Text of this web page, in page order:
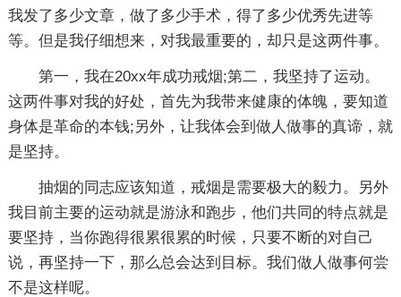
我发了多少文章，做了多少手术，得了多少优秀先进等
等。但是我仔细想来，对我最重要的，却只是这两件事。
第一，我在20xx年成功戒烟;第二，我坚持了运动。
这两件事对我的好处，首先为我带来健康的体魄，要知道
身体是革命的本钱;另外，让我体会到做人做事的真谛，就
是坚持。
抽烟的同志应该知道，戒烟是需要极大的毅力。另外
我目前主要的运动就是游泳和跑步，他们共同的特点就是
要坚持，当你跑得很累很累的时候，只要不断的对自己
说，再坚持一下，那么总会达到目标。我们做人做事何尝
不是这样呢。